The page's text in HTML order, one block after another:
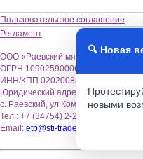
Пользовательское соглашение
Регламент
ООО «Раевский мясокомбинат
ОГРН 1090259000622
ИНН/КПП 0202008355 / 020201001
Юридический адрес: 452122,
с. Раевский,
Тел.: +7 (34754) 2-26-70
Email: etp@sti-trade.ru
🔍 Новая
новыми